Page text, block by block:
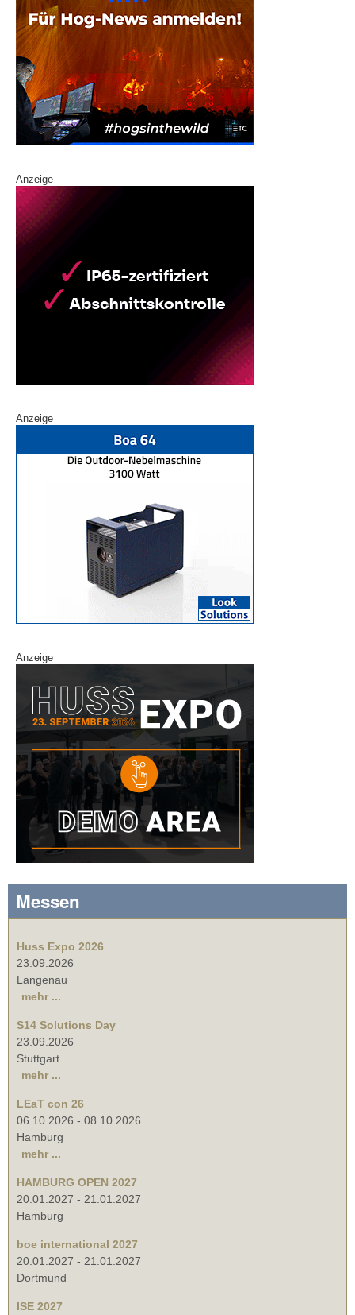
Anzeige
Anzeige
Anzeige
Messen
Huss Expo 2026
23.09.2026
Langenau
mehr ...
S14 Solutions Day
23.09.2026
Stuttgart
mehr ...
LEaT con 26
06.10.2026 - 08.10.2026
Hamburg
mehr ...
HAMBURG OPEN 2027
20.01.2027 - 21.01.2027
Hamburg
boe international 2027
20.01.2027 - 21.01.2027
Dortmund
ISE 2027